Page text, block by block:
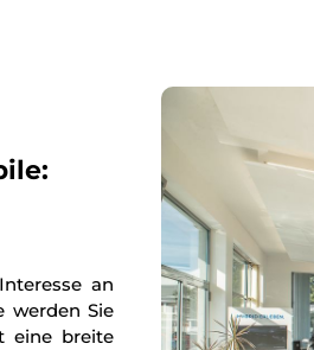
an
werden Sie
eine breite